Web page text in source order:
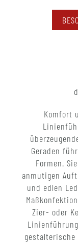
Komfort
Geraden
Formen.
anmutigen
und edlen
Zier- oder